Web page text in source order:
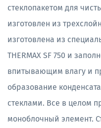
стеклопакетом для
изготовлен из
изготовлена из
THERMAX SF 750 и
впитывающим влагу и
образование
стеклами. Все в целом
моноблочный элемент.